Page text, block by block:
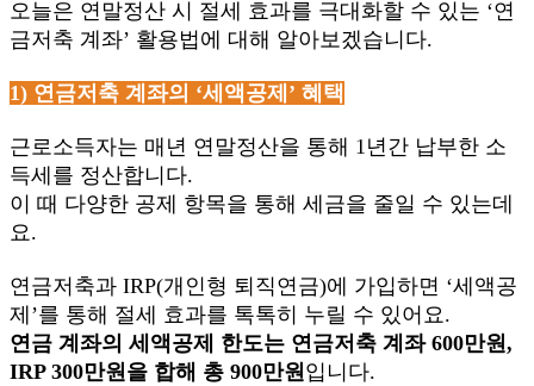
오늘은 연말정산 시 절세 효과를 극대화할 수 있는 ‘연
금저축 계좌’ 활용법에 대해 알아보겠습니다.
1) 연금저축 계좌의 ‘세액공제’ 혜택
근로소득자는 매년 연말정산을 통해 1년간 납부한 소
득세를 정산합니다.
이 때 다양한 공제 항목을 통해 세금을 줄일 수 있는데
요.
연금저축과 IRP(개인형 퇴직연금)에 가입하면 ‘세액공
제’를 통해 절세 효과를 톡톡히 누릴 수 있어요.
연금 계좌의 세액공제 한도는 연금저축 계좌 600만원,
IRP 300만원을 합해 총 900만원 입니다.